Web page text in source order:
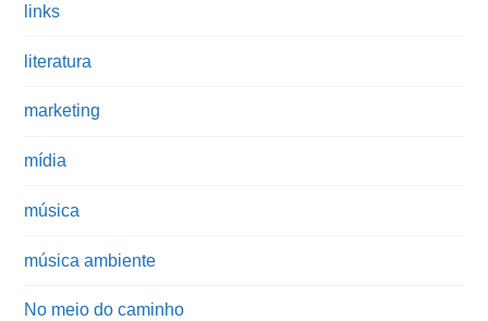
links
literatura
marketing
mídia
música
música ambiente
No meio do caminho